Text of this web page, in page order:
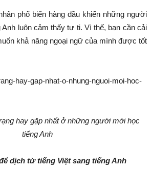
phổ biến hàng đầu khiến những người
luôn cảm thấy tự ti. Vì thế, bạn cần cải
khả năng ngoại ngữ của mình được tốt
hay gặp nhất ở những người mới học
tiếng Anh
dịch từ tiếng Việt sang tiếng Anh